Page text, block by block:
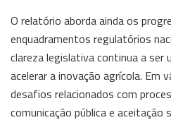
O relatório aborda ainda os
enquadramentos regulatórios
clareza legislativa continua a ser
acelerar a inovação agrícola. Em
desafios relacionados com
comunicação pública e aceitação